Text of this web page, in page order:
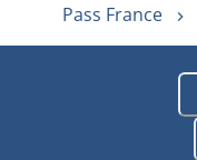
Pass France